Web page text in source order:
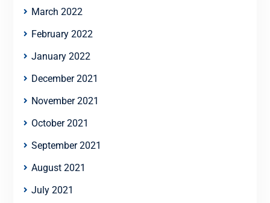
March 2022
February 2022
January 2022
December 2021
November 2021
October 2021
September 2021
August 2021
July 2021